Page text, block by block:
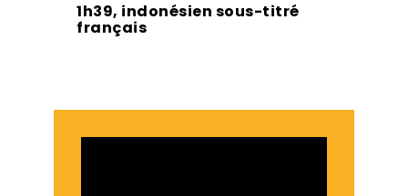
1h39, indonésien sous-titré
français